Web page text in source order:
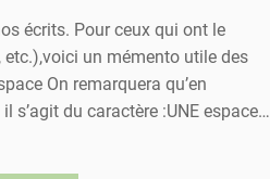
écrits. Pour ceux qui ont le
etc.),voici un mémento utile des
On remarquera qu’en
s’agit du caractère :UNE espace…